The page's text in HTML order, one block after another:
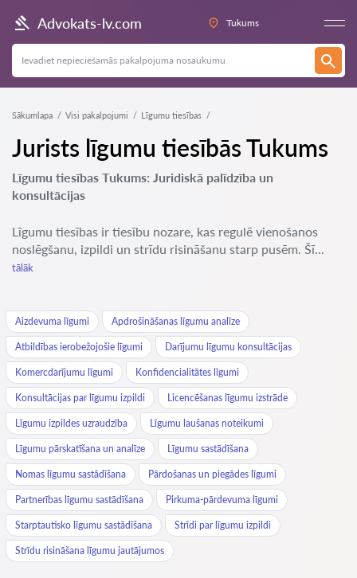
Advokats-lv.com Tukums
Sākumlapa Visi pakalpojumi Līgumu tiesības
Jurists līgumu tiesībās Tukums
Līgumu tiesības Tukums: Juridiskā palīdzība un
konsultācijas
Līgumu tiesības ir tiesību nozare, kas regulē vienošanos
noslēgšanu, izpildi un strīdu risināšanu starp pusēm. Šī...
tālāk
Aizdevuma līgumi Apdrošināšanas līgumu analīze
Atbildības ierobežojošie līgumi Darījumu līgumu konsultācijas
Komercdarījumu līgumi Konfidencialitātes līgumi
Konsultācijas par līgumu izpildi Licencēšanas līgumu izstrāde
Līgumu izpildes uzraudzība Līgumu laušanas noteikumi
Līgumu pārskatīšana un analīze Līgumu sastādīšana
Nomas līgumu sastādīšana Pārdošanas un piegādes līgumi
Partnerības līgumu sastādīšana Pirkuma-pārdevuma līgumi
Starptautisko līgumu sastādīšana Strīdi par līgumu izpildi
Strīdu risināšana līgumu jautājumos